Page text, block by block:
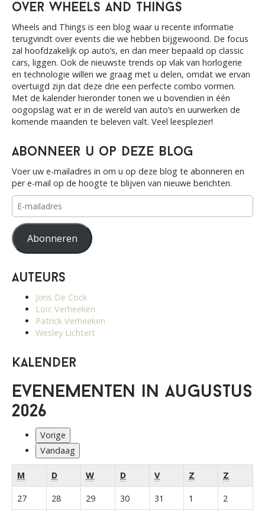
c
h
f
over Wheels and Things
Wheels and Things is een blog waar u recente informatie
terugvindt over events die we hebben bijgewoond. De focus
zal hoofdzakelijk op auto’s, en dan meer bepaald op classic
cars, liggen. Ook de nieuwste trends op vlak van horlogerie
en technologie willen we graag met u delen, omdat we ervan
overtuigd zijn dat deze drie een perfecte combo vormen.
Met de kalender hieronder tonen we u bovendien in één
oogopslag wat er in de wereld van auto’s en uurwerken de
komende maanden te beleven valt. Veel leesplezier!
Abonneer u op deze blog
Voer uw e-mailadres in om u op deze blog te abonneren en
per e-mail op de hoogte te blijven van nieuwe berichten.
E-
mailadres
Abonneren
Auteurs
Joris De Cock
Loïc Verheeken
Patrick Verheeken
Wesley Lichtert
Kalender
Evenementen in augustus
2026
Vorige
Vandaag
M maandag
DdinsdagWwoensdag
Ddonderdag
Vvrijdag Z zaterdag
Z
27 28 29 30 31 1
augustus
2